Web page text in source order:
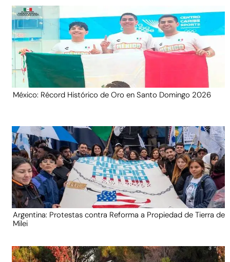
México: Récord Histórico de Oro en Santo Domingo 2026
Argentina: Protestas contra Reforma a Propiedad de Tierra de
Milei